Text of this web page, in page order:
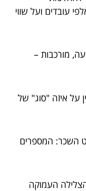
עובדים ועל שווי
מורכבות –
על איזה "סוג" של
השכר: המספרים
העמוקה